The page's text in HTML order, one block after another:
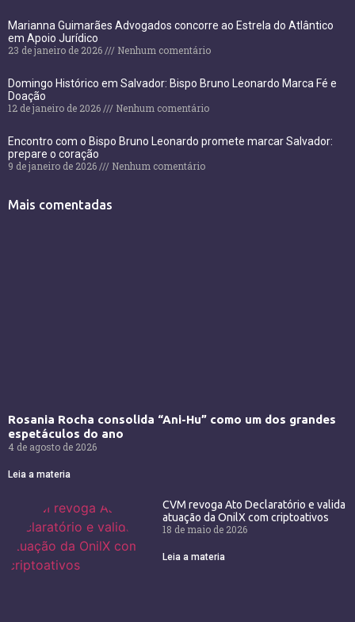
Marianna Guimarães Advogados concorre ao Estrela do Atlântico
em Apoio Jurídico
23 de janeiro de 2026
Nenhum comentário
Domingo Histórico em Salvador: Bispo Bruno Leonardo Marca Fé e
Doação
12 de janeiro de 2026
Nenhum comentário
Encontro com o Bispo Bruno Leonardo promete marcar Salvador:
prepare o coração
9 de janeiro de 2026
Nenhum comentário
Mais comentadas
Rosania Rocha consolida “Ani-Hu” como um dos grandes
espetáculos do ano
4 de agosto de 2026
Leia a materia
CVM revoga Ato Declaratório e valida
atuação da OnilX com criptoativos
18 de maio de 2026
Leia a materia